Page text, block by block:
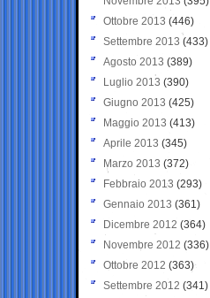
Ottobre 2013 (446)
Settembre 2013 (433)
Agosto 2013 (389)
Luglio 2013 (390)
Giugno 2013 (425)
Maggio 2013 (413)
Aprile 2013 (345)
Marzo 2013 (372)
Febbraio 2013 (293)
Gennaio 2013 (361)
Dicembre 2012 (364)
Novembre 2012 (336)
Ottobre 2012 (363)
Settembre 2012 (341)